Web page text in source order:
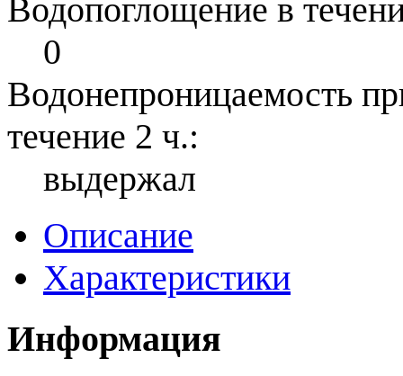
Водопоглощение в
0
Водонепроницаемость
течение 2 ч.:
выдержал
Описание
Характеристики
Информация